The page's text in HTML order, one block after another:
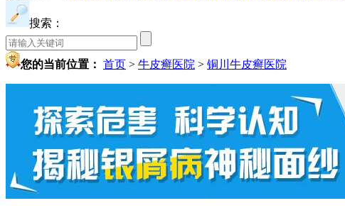
搜索：
您的当前位置： 首页 > 牛皮癣医院 > 铜川牛皮癣医院